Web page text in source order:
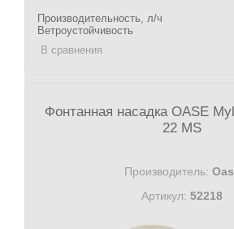
Производительность, л/ч
Ветроустойчивость
В сравнения
Фонтанная насадка OASE
22 MS
Производитель:
Артикул: 52218